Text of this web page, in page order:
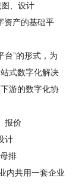
、设计
资产的基础平
台”的形式，为
式数字化解决
游的数字化协
报价
计
排
内共用一套企业